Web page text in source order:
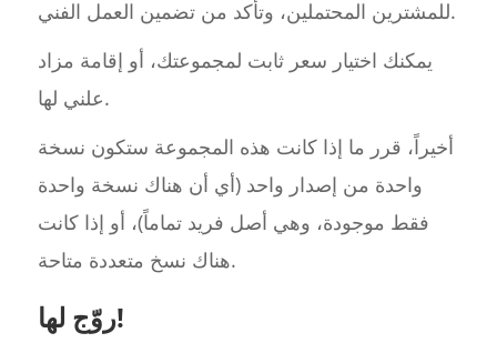
للمشترين المحتملين، وتأكد من تضمين العمل الفني.
يمكنك اختيار سعر ثابت لمجموعتك، أو إقامة مزاد
علني لها.
أخيراً، قرر ما إذا كانت هذه المجموعة ستكون نسخة
واحدة من إصدار واحد (أي أن هناك نسخة واحدة
فقط موجودة، وهي أصل فريد تماماً)، أو إذا كانت
هناك نسخ متعددة متاحة.
روّج لها!